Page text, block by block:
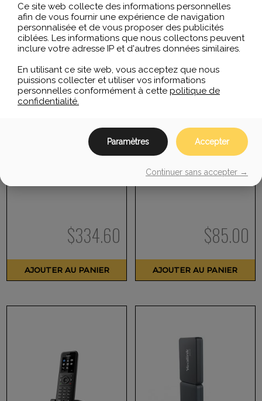
Yealink Ensemble
Combiné/Base W78P
$334.60
AJOUTER AU PANIER
Panasonic Antenne DECT 2
canaux
CELL STATION FOR DECT
6.0
$85.00
AJOUTER AU PANIER
Ce site web collecte des informations personnelles
afin de vous fournir une expérience de navigation
personnalisée et de vous proposer des publicités
ciblées. Les informations que nous collectons peuvent
inclure votre adresse IP et d'autres données similaires.
En utilisant ce site web, vous acceptez que nous
puissions collecter et utiliser vos informations
personnelles conformément à cette politique de
confidentialité.
Paramètres Accepter
Continuer sans accepter →